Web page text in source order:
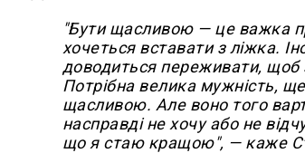
"Бути щасливою — це важка
хочеться вставати з ліжка.
доводиться переживати,
Потрібна велика мужність,
щасливою. Але воно того
насправді не хочу або не
що я стаю кращою", — каже